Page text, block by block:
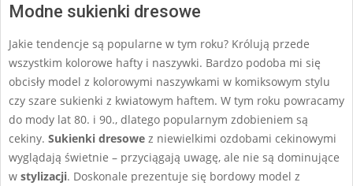
Modne sukienki dresowe
Jakie tendencje są popularne w tym roku? Królują przede
wszystkim kolorowe hafty i naszywki. Bardzo podoba mi się
obcisły model z kolorowymi naszywkami w komiksowym stylu
czy szare sukienki z kwiatowym haftem. W tym roku powracamy
do mody lat 80. i 90., dlatego popularnym zdobieniem są
cekiny. Sukienki dresowe z niewielkimi ozdobami cekinowymi
wyglądają świetnie – przyciągają uwagę, ale nie są dominujące
w stylizacji. Doskonale prezentuje się bordowy model z